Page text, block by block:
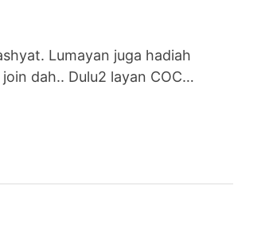
Lumayan juga hadiah
dah.. Dulu2 layan COC…